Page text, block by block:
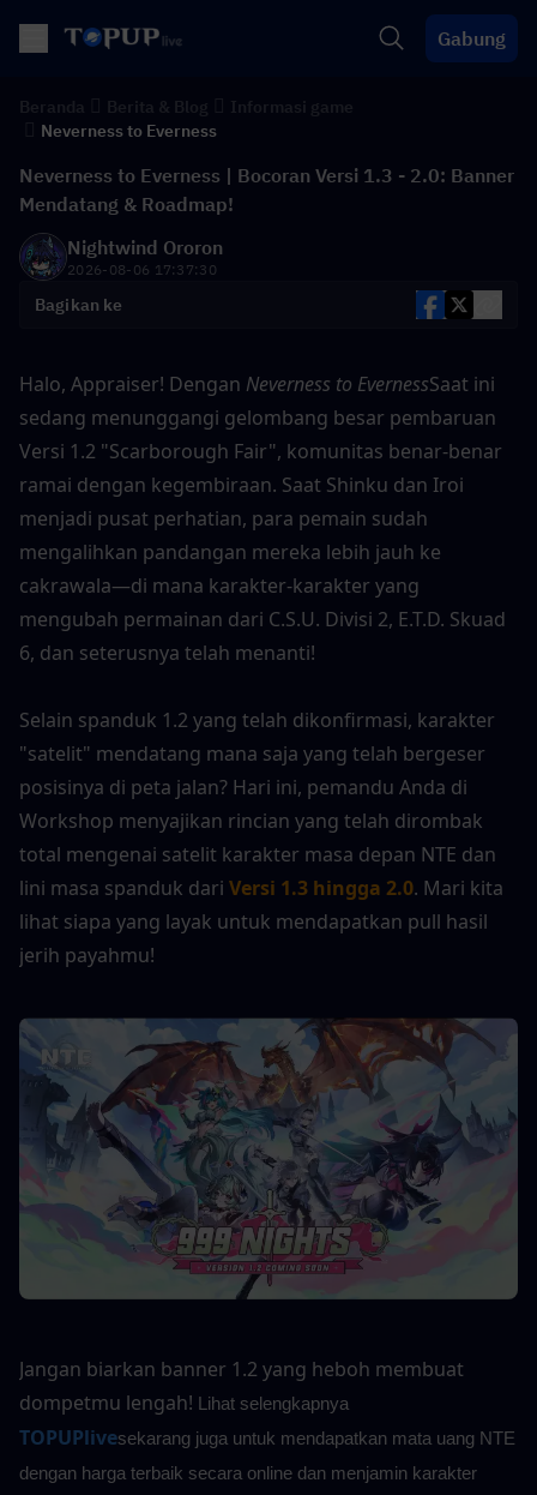
Gabung
Neverness to Everness
Neverness to Everness | Bocoran Versi 1.3 - 2.0: Banner
Mendatang & Roadmap!
Nightwind Ororon
2026-08-06 17:37:30
Bagikan ke
Halo, Appraiser! Dengan Neverness to EvernessSaat ini
sedang menunggangi gelombang besar pembaruan
Versi 1.2 "Scarborough Fair", komunitas benar-benar
ramai dengan kegembiraan. Saat Shinku dan Iroi
menjadi pusat perhatian, para pemain sudah
mengalihkan pandangan mereka lebih jauh ke
cakrawala—di mana karakter-karakter yang
mengubah permainan dari C.S.U. Divisi 2, E.T.D. Skuad
6, dan seterusnya telah menanti!
Selain spanduk 1.2 yang telah dikonfirmasi, karakter
"satelit" mendatang mana saja yang telah bergeser
posisinya di peta jalan? Hari ini, pemandu Anda di
Workshop menyajikan rincian yang telah dirombak
total mengenai satelit karakter masa depan NTE dan
lini masa spanduk dari Versi 1.3 hingga 2.0. Mari kita
lihat siapa yang layak untuk mendapatkan pull hasil
jerih payahmu!
Jangan biarkan banner 1.2 yang heboh membuat
dompetmu lengah! Lihat selengkapnya
TOPUPlivesekarang juga untuk mendapatkan mata uang NTE
dengan harga terbaik secara online dan menjamin karakter